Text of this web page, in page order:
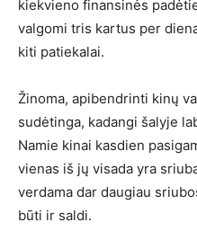
kiekvieno finansinės
valgomi tris kartus per
kiti patiekalai.
Žinoma, apibendrinti kinų
sudėtinga, kadangi šalyje
Namie kinai kasdien
vienas iš jų visada yra
verdama dar daugiau
būti ir saldi.